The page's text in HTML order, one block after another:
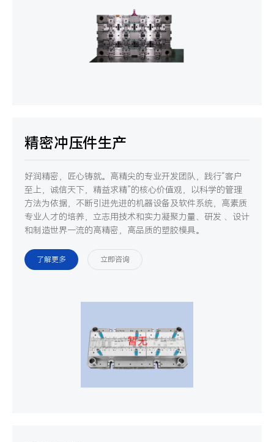
精密冲压件生产
好润精密，匠心铸就。高精尖的专业开发团队，践行“客户
至上，诚信天下，精益求精”的核心价值观，以科学的管理
方法为依据，不断引进先进的机器设备及软件系统，高素质
专业人才的培养，立志用技术和实力凝聚力量、研发 、设计
和制造世界一流的高精密，高品质的塑胶模具。
了解更多 立即咨询